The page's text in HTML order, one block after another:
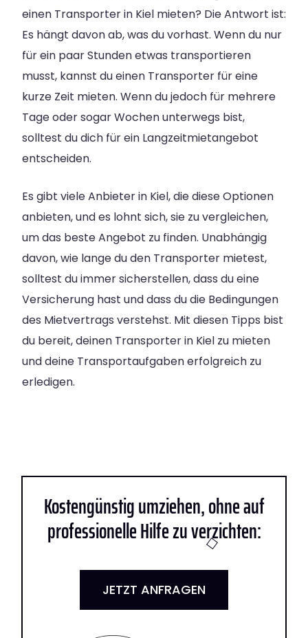
einen Transporter in Kiel mieten? Die Antwort ist:
Es hängt davon ab, was du vorhast. Wenn du nur
für ein paar Stunden etwas transportieren
musst, kannst du einen Transporter für eine
kurze Zeit mieten. Wenn du jedoch für mehrere
Tage oder sogar Wochen unterwegs bist,
solltest du dich für ein Langzeitmietangebot
entscheiden.
Es gibt viele Anbieter in Kiel, die diese Optionen
anbieten, und es lohnt sich, sie zu vergleichen,
um das beste Angebot zu finden. Unabhängig
davon, wie lange du den Transporter mietest,
solltest du immer sicherstellen, dass du eine
Versicherung hast und dass du die Bedingungen
des Mietvertrags verstehst. Mit diesen Tipps bist
du bereit, deinen Transporter in Kiel zu mieten
und deine Transportaufgaben erfolgreich zu
erledigen.
Kostengünstig umziehen, ohne auf
professionelle Hilfe zu verzichten:
JETZT ANFRAGEN